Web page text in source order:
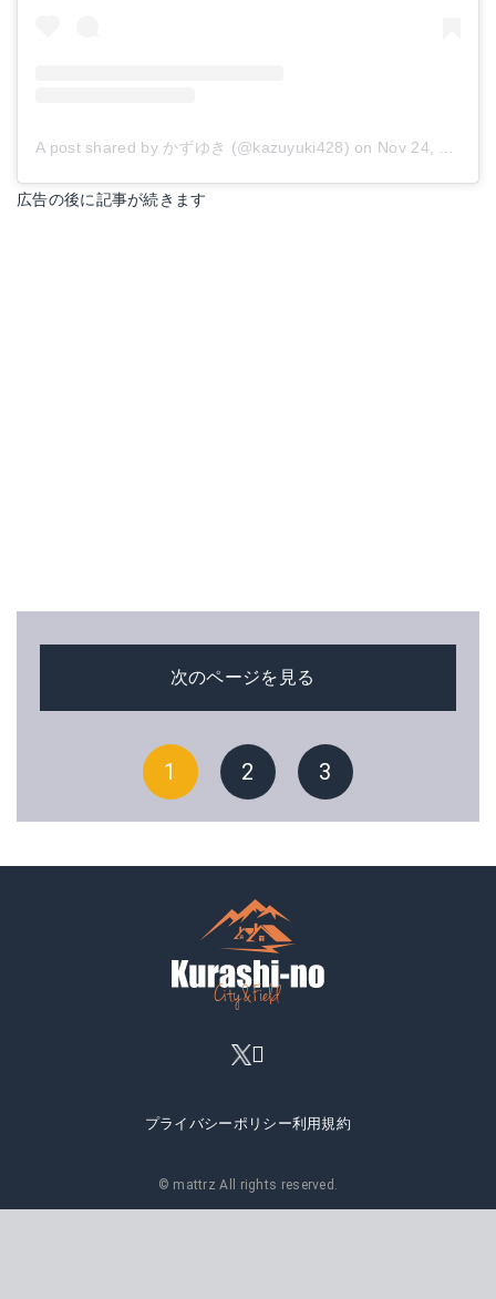
A post shared by かずゆき (@kazuyuki428) on Nov 24, 2018 at 2:21am PST
広告の後に記事が続きます
次のページを見る
1 2 3
プライバシーポリシー利用規約
© mattrz All rights reserved.